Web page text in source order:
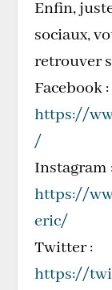
Enfin,
sociaux,
retrouver
Facebook :
https://
/
Instagram
https://
eric/
Twitter :
https://